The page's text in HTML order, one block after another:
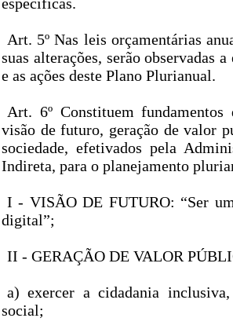
Art. 5º Nas leis orçamentárias
suas alterações, serão observadas
e as ações deste Plano Plurianual.
Art. 6º Constituem
visão de futuro, geração de valor
sociedade, efetivados pela
Indireta, para o planejamento
I - VISÃO DE FUTURO: “Ser
digital”;
II - GERAÇÃO DE VALOR
a) exercer a cidadania
social;